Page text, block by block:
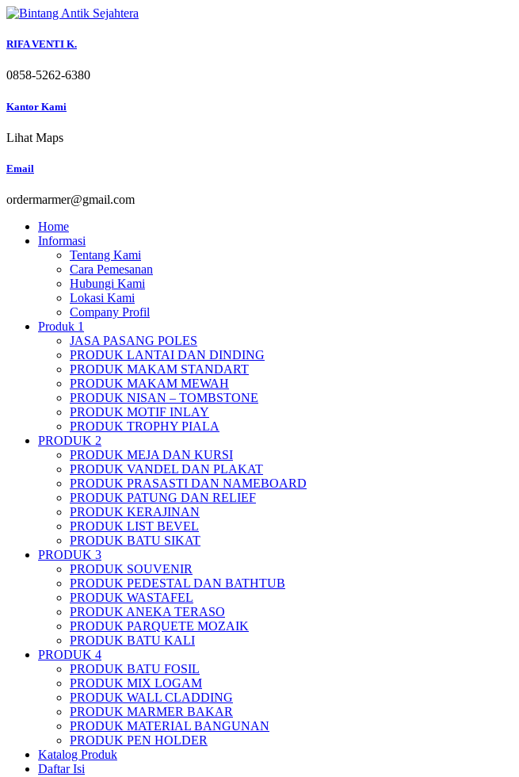
Skip
content
RIFA VENTI K.
0858-5262-6380
Kantor Kami
Lihat Maps
Email
ordermarmer@gmail.com
Home
Informasi
Tentang Kami
Cara Pemesanan
Hubungi Kami
Lokasi Kami
Company Profil
Produk 1
JASA PASANG POLES
PRODUK LANTAI DAN DINDING
PRODUK MAKAM STANDART
PRODUK MAKAM MEWAH
PRODUK NISAN – TOMBSTONE
PRODUK MOTIF INLAY
PRODUK TROPHY PIALA
PRODUK 2
PRODUK MEJA DAN KURSI
PRODUK VANDEL DAN PLAKAT
PRODUK PRASASTI DAN NAMEBOARD
PRODUK PATUNG DAN RELIEF
PRODUK KERAJINAN
PRODUK LIST BEVEL
PRODUK BATU SIKAT
PRODUK 3
PRODUK SOUVENIR
PRODUK PEDESTAL DAN BATHTUB
PRODUK WASTAFEL
PRODUK ANEKA TERASO
PRODUK PARQUETE MOZAIK
PRODUK BATU KALI
PRODUK 4
PRODUK BATU FOSIL
PRODUK MIX LOGAM
PRODUK WALL CLADDING
PRODUK MARMER BAKAR
PRODUK MATERIAL BANGUNAN
PRODUK PEN HOLDER
Katalog Produk
Daftar Isi